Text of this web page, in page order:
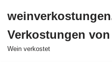
Inhalt
springen
Verkostungen
Wein verkostet